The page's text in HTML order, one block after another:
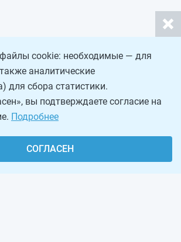
cookie: необходимые — для
аналитические
для сбора статистики.
вы подтверждаете согласие на
Подробнее
СОГЛАСЕН